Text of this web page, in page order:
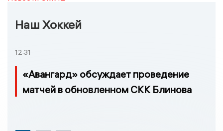
Наш Хоккей
12:31
«Авангард» обсуждает проведение
матчей в обновленном СКК Блинова